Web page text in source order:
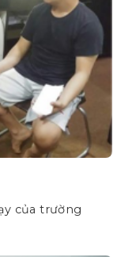
của trường